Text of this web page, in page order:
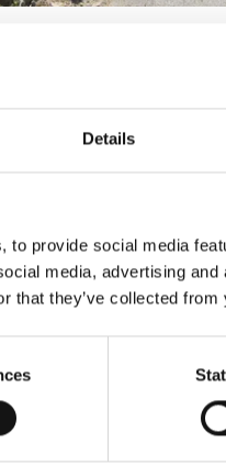
Details
to provide social media
media, advertising
that they’ve collected
erleben. Dieses
Rundwanderwege.
auf die Inseln und